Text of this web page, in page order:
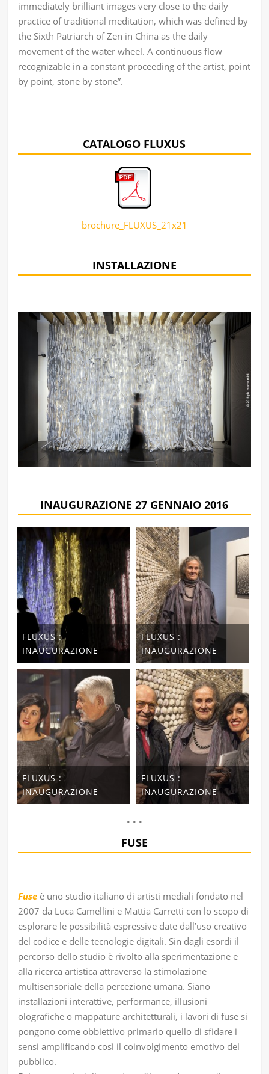
immediately brilliant images very close to the daily
practice of traditional meditation, which was defined by
the Sixth Patriarch of Zen in China as the daily
movement of the water wheel. A continuous flow
recognizable in a constant proceeding of the artist, point
by point, stone by stone”.
CATALOGO FLUXUS
brochure_FLUXUS_21x21
INSTALLAZIONE
INAUGURAZIONE 27 GENNAIO 2016
FLUXUS :
INAUGURAZIONE
FLUXUS :
INAUGURAZIONE
FLUXUS :
INAUGURAZIONE
FLUXUS :
INAUGURAZIONE
• • •
FUSE
Fuse è uno studio italiano di artisti mediali fondato nel
2007 da Luca Camellini e Mattia Carretti con lo scopo di
esplorare le possibilità espressive date dall’uso creativo
del codice e delle tecnologie digitali. Sin dagli esordi il
percorso dello studio è rivolto alla sperimentazione e
alla ricerca artistica attraverso la stimolazione
multisensoriale della percezione umana. Siano
installazioni interattive, performance, illusioni
olografiche o mappature architetturali, i lavori di fuse si
pongono come obbiettivo primario quello di sfidare i
sensi amplificando così il coinvolgimento emotivo del
pubblico.